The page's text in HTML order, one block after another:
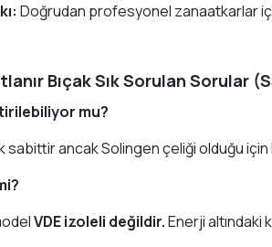
Doğrudan profesyonel zanaatkarlar
Bıçak Sık Sorulan Sorular
mu?
sabittir ancak Solingen çeliği olduğu
VDE izoleli değildir.Enerji altındaki